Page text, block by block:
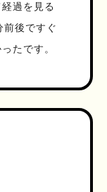
過を見る
前後ですぐ
たです。